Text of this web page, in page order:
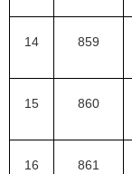
14 859
15 860
16 861